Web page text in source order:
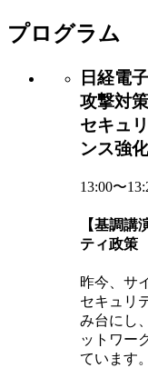
プログラム
日経電
攻撃対
セキュ
ンス強
13:00〜
【基調講
ティ政策
昨今、サ
セキュリ
み台にし
ットワー
ています